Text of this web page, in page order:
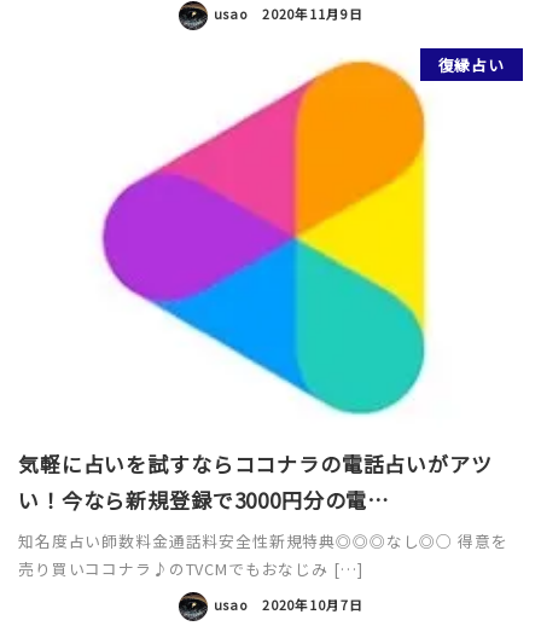
usao 2020年11月9日
復縁占い
気軽に占いを試すならココナラの電話占いがアツ
い！今なら新規登録で3000円分の電…
知名度占い師数料金通話料安全性新規特典◎◎◎なし◎○ 得意を
売り買いココナラ♪のTVCMでもおなじみ […]
usao 2020年10月7日